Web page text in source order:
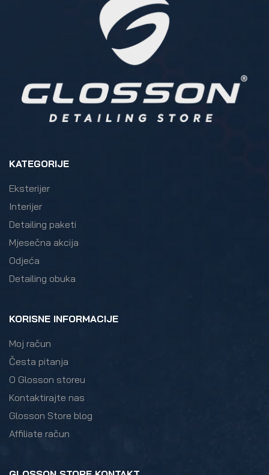
KATEGORIJE
Eksterijer
Interijer
Detailing paketi
Mjesečna akcija
Odjeća
Detailing obuka
KORISNE INFORMACIJE
Moj račun
Česta pitanja
O Glosson storeu
Kontaktirajte nas
Glosson Store blog
Affiliate račun